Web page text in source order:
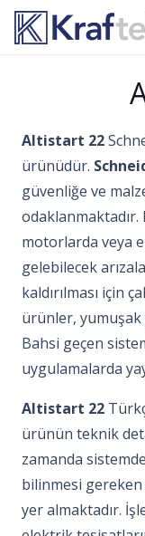
Altistart 22
ürünüdür.
güvenliğe ve
motorlarda veya
gelebilecek
kaldırılması için
ürünler, yumuşak
Bahsi geçen
uygulamalarda
Altistart 22
ürünün teknik
zamanda
bilinmesi
yer almaktadır.